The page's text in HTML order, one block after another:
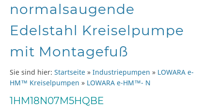
normalsaugende
Edelstahl Kreiselpumpe
mit Montagefuß
Sie sind hier: Startseite » Industriepumpen » LOWARA e-
HM™ Kreiselpumpen » LOWARA e-HM™- N
1HM18N07M5HQBE